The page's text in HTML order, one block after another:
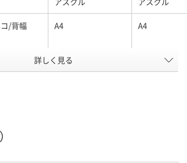
コ/背幅
A4 A4
ブルー系 ブルー系
詳しく見る